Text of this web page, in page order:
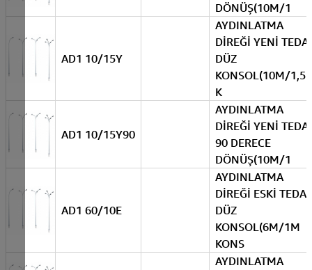
DÖNÜŞ(10M/1
AD1 10/15Y
AYDINLATMA
DİREĞİ YENİ
DÜZ
KONSOL(10M/
K
AD1 10/15Y90
AYDINLATMA
DİREĞİ YENİ
90 DERECE
DÖNÜŞ(10M/1
AD1 60/10E
AYDINLATMA
DİREĞİ ESKİ TEDAŞ
DÜZ
KONSOL(6M/1M
KONS
AYDINLATMA